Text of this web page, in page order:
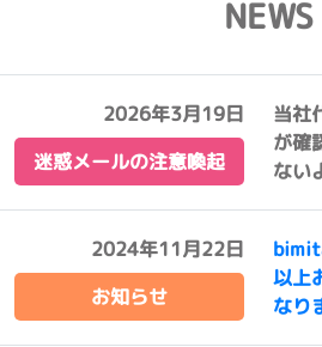
NEWS
2026年3月19日
迷惑メールの注意喚起
当社
が確
ない
2024年11月22日
お知らせ
以上
なり